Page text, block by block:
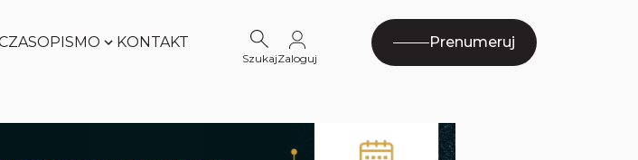
KONTAKT
SzukajZaloguj
Prenumeruj